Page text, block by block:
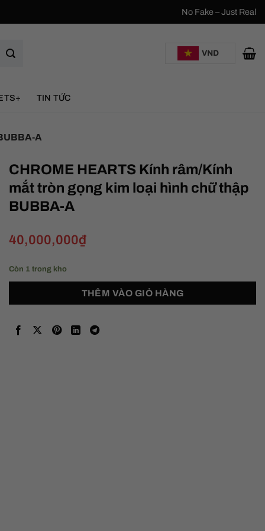
No Fake – Just Real
VND
TIN TỨC
A
CHROME HEARTS Kính râm/Kính
mắt tròn gọng kim loại hình chữ thập
BUBBA-A
40,000,000₫
Còn 1 trong kho
THÊM VÀO GIỎ HÀNG